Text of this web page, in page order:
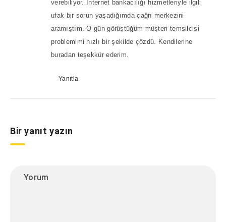
verebiliyor. İnternet bankacılığı hizmetleriyle ilgili
ufak bir sorun yaşadığımda çağrı merkezini
aramıştım. O gün görüştüğüm müşteri temsilcisi
problemimi hızlı bir şekilde çözdü. Kendilerine
buradan teşekkür ederim.
Yanıtla
Bir yanıt yazın